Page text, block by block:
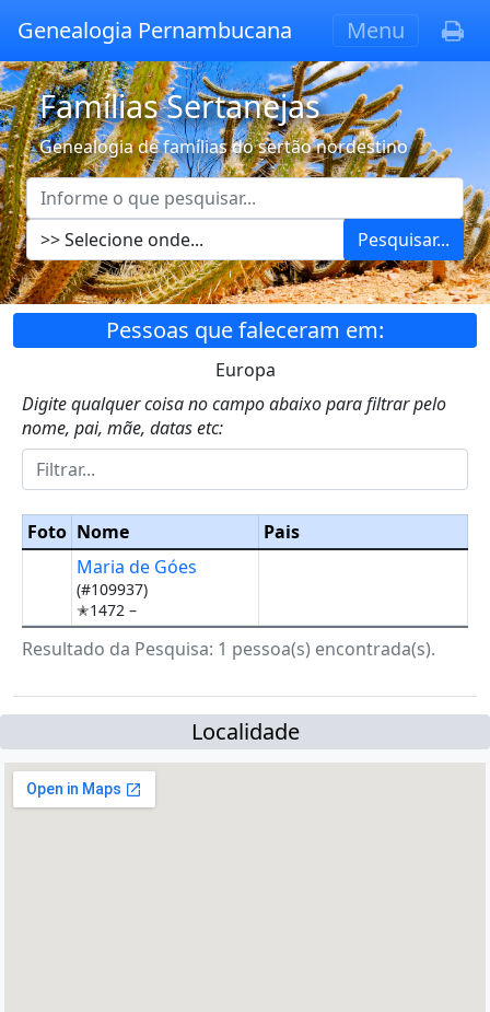
Genealogia Pernambucana Menu
Famílias Sertanejas
Genealogia de famílias do sertão nordestino
Pesquisar...
Pessoas que faleceram em:
Europa
Digite qualquer coisa no campo abaixo para filtrar pelo
nome, pai, mãe, datas etc:
Foto Nome
Pais
Maria de Góes
(#109937)
✭1472 –
Resultado da Pesquisa: 1 pessoa(s) encontrada(s).
Localidade